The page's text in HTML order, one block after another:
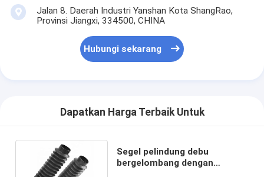
Jalan 8. Daerah Industri Yanshan Kota ShangRao,
Provinsi Jiangxi, 334500, CHINA
Hubungi sekarang
Dapatkan Harga Terbaik Untuk
Segel pelindung debu
bergelombang dengan